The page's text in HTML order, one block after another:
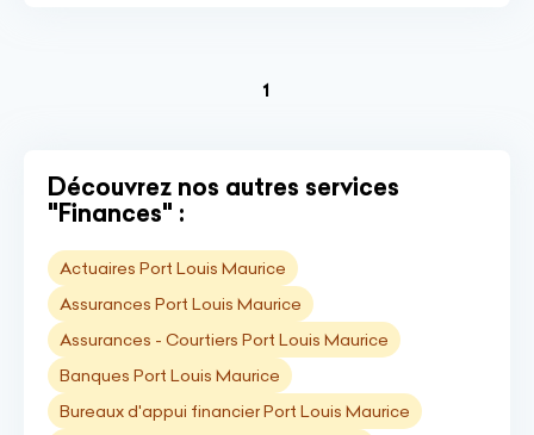
1
Découvrez nos autres services
"Finances" :
Actuaires Port Louis Maurice
Assurances Port Louis Maurice
Assurances - Courtiers Port Louis Maurice
Banques Port Louis Maurice
Bureaux d'appui financier Port Louis Maurice